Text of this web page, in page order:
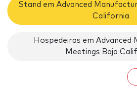
Stand em Advanced
California
Hospedeiras em Advanced
Meetings Baja